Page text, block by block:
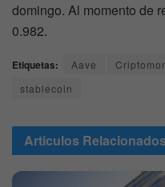
domingo. Al momento de
0.982.
Etiquetas: Aave
stablecoin
Articulos Relacionados